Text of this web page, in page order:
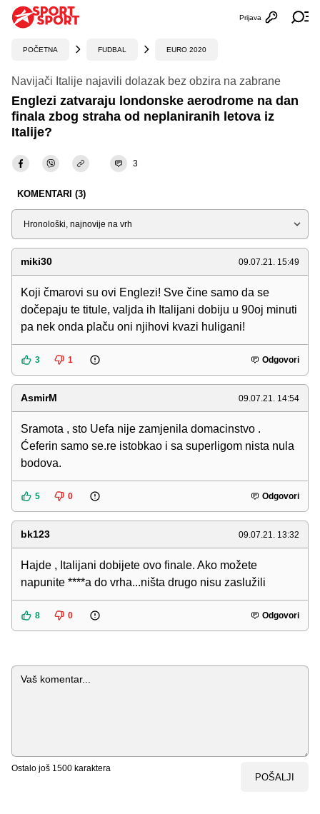
Otvori
Prijava
POČETNA FUDBAL EURO 2020
Navijači Italije najavili dolazak bez obzira na zabrane
Englezi zatvaraju londonske aerodrome na dan
finala zbog straha od neplaniranih letova iz
Italije?
3
KOMENTARI (3)
Sortiraj
miki30 09.07.21. 15:49
Koji čmarovi su ovi Englezi! Sve čine samo da se
dočepaju te titule, valjda ih Italijani dobiju u 90oj minuti
pa nek onda plaču oni njihovi kvazi huligani!
3 1 Odgovori
AsmirM 09.07.21. 14:54
Sramota , sto Uefa nije zamjenila domacinstvo .
Ćeferin samo se.re istobkao i sa superligom nista nula
bodova.
5 0 Odgovori
bk123 09.07.21. 13:32
Hajde , Italijani dobijete ovo finale. Ako možete
napunite ****a do vrha...ništa drugo nisu zaslužili
8 0 Odgovori
Komentar
Ostalo još 1500 karaktera
POŠALJI